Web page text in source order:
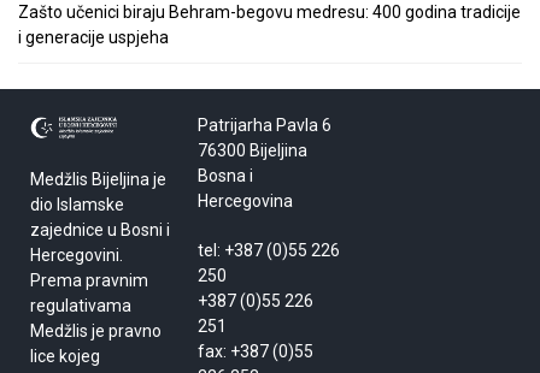
Zašto učenici biraju Behram-begovu medresu: 400 godina tradicije
i generacije uspjeha
Medžlis Bijeljina je
dio Islamske
zajednice u Bosni i
Hercegovini.
Prema pravnim
regulativama
Medžlis je pravno
lice kojeg
Patrijarha Pavla 6
76300 Bijeljina
Bosna i
Hercegovina
tel: +387 (0)55 226
250
+387 (0)55 226
251
fax: +387 (0)55